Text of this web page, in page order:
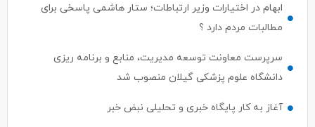
ابهام در اختیارات وزیر ارتباطات؛ ستار هاشمی پاسخی برای
مطالبات مردم دارد ؟
سرپرست معاونت توسعه مدیریت، منابع و برنامه ریزی
دانشگاه علوم پزشکی گیلان منصوب شد
آغاز به کار پایگاه خبری و تحلیلی نبض خبر